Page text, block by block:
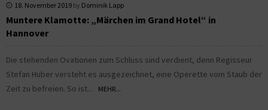
18. November 2019 by Dominik Lapp
Muntere Klamotte: „Märchen im Grand Hotel“ in
Hannover
Die stehenden Ovationen zum Schluss sind verdient, denn Regisseur
Stefan Huber versteht es ausgezeichnet, eine Operette vom Staub der
Zeit zu befreien. So ist...
MEHR...